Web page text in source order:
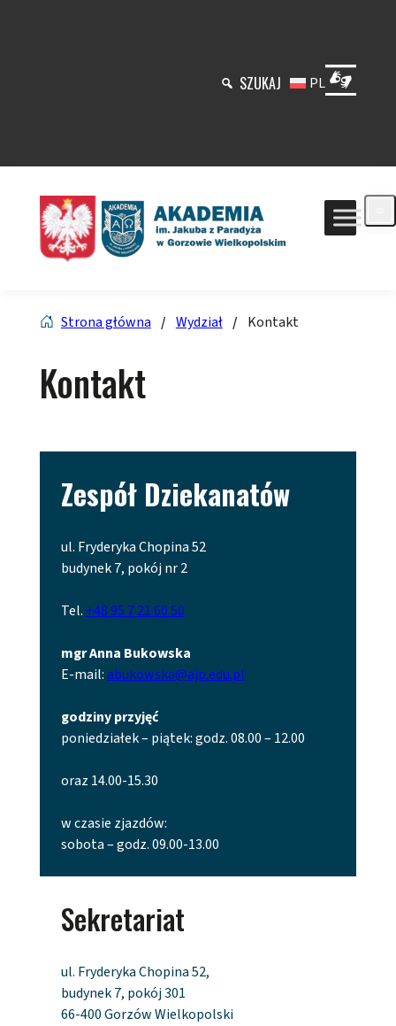
SZUKAJ PL
Strona główna / Wydział / Kontakt
Kontakt
Zespół Dziekanatów
ul. Fryderyka Chopina 52
budynek 7, pokój nr 2
Tel. +48 95 7 21 60 50
mgr Anna Bukowska
E-mail:abukowska@ajp.edu.pl
godziny przyjęć
poniedziałek – piątek: godz. 08.00 – 12.00
oraz 14.00-15.30
w czasie zjazdów:
sobota – godz. 09.00-13.00
Sekretariat
ul. Fryderyka Chopina 52,
budynek 7, pokój 301
66-400 Gorzów Wielkopolski